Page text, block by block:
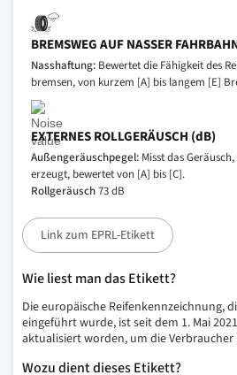
BREMSWEG AUF NASSER
Nasshaftung: Bewertet die Fähigkeit des
bremsen, von kurzem [A] bis langem [E]
EXTERNES ROLLGERÄUSCH (dB)
Außengeräuschpegel: Misst das
erzeugt, bewertet von [A] bis [C].
Rollgeräusch73 dB
Link zum EPRL-Etikett
Wie liest man das Etikett?
Die europäische Reifenkennzeichnung,
eingeführt wurde, ist seit dem 1. Mai
aktualisiert worden, um die
Wozu dient dieses Etikett?